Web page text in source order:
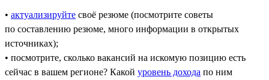
• актуализируйте своё резюме (посмотрите советы
по составлению резюме, много информации в открытых
источниках);
• посмотрите, сколько вакансий на искомую позицию есть
сейчас в вашем регионе? Какой уровень дохода по ним